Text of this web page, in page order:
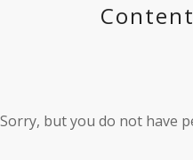
Sorry, but you do not have